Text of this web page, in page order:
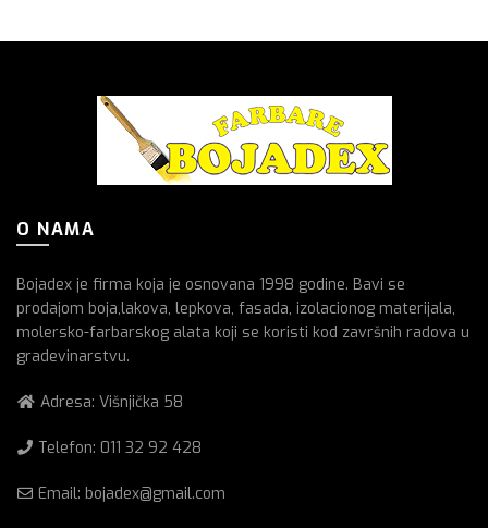
O NAMA
Bojadex je firma koja je osnovana 1998 godine. Bavi se
prodajom boja,lakova, lepkova, fasada, izolacionog materijala,
molersko-farbarskog alata koji se koristi kod završnih radova u
gradevinarstvu.
Adresa: Višnjička 58
Telefon: 011 32 92 428
Email: bojadex@gmail.com